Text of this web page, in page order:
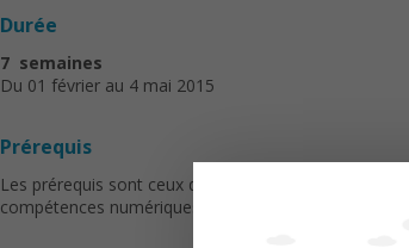
Durée
7 semaines
Du 01 février au 4 mai 2015
Prérequis
Les prérequis sont ceux d’une pratique intuitive du
compétences numériques à des fins personnelles,